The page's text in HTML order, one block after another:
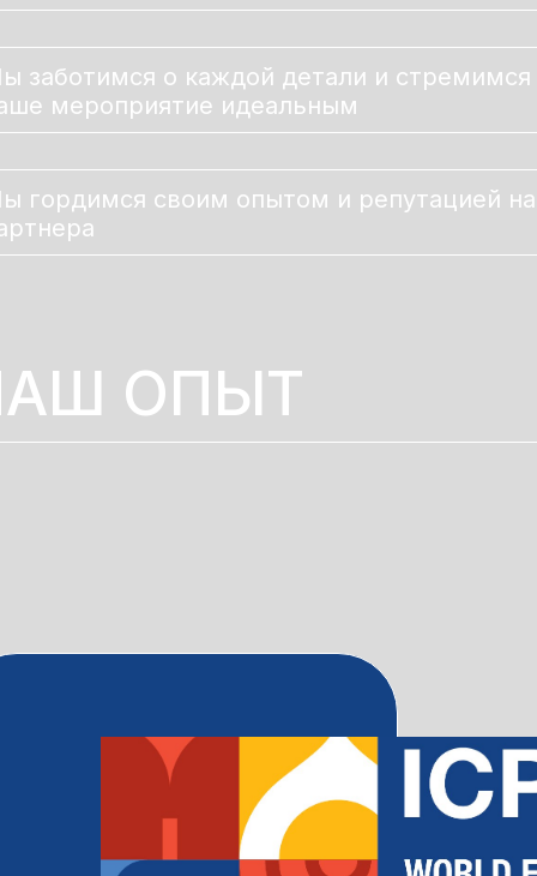
заботимся о каждой детали и стремимся
мероприятие идеальным
гордимся своим опытом и репутацией
ОПЫТ